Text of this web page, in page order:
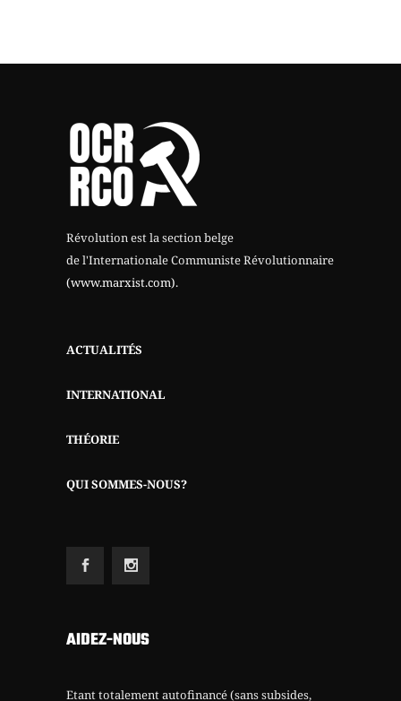
Révolution est la section belge
de l'Internationale Communiste Révolutionnaire
(www.marxist.com).
ACTUALITÉS
INTERNATIONAL
THÉORIE
QUI SOMMES-NOUS?
AIDEZ-NOUS
Etant totalement autofinancé (sans subsides,